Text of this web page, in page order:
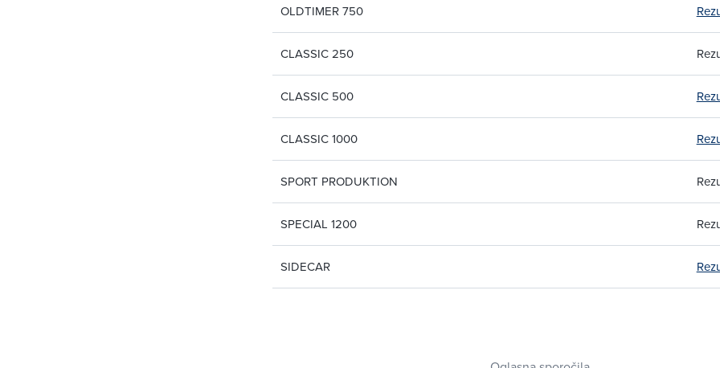
OLDTIMER 750
CLASSIC 250
CLASSIC 500
CLASSIC 1000
SPORT PRODUKTION
SPECIAL 1200
SIDECAR